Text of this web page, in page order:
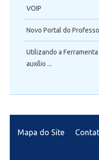
VOIP
Novo Portal do
Utilizando a
auxílio ...
Mapa do Site